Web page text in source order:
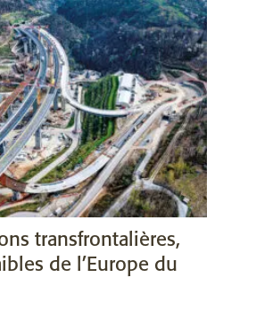
transfrontalières,
de l’Europe du